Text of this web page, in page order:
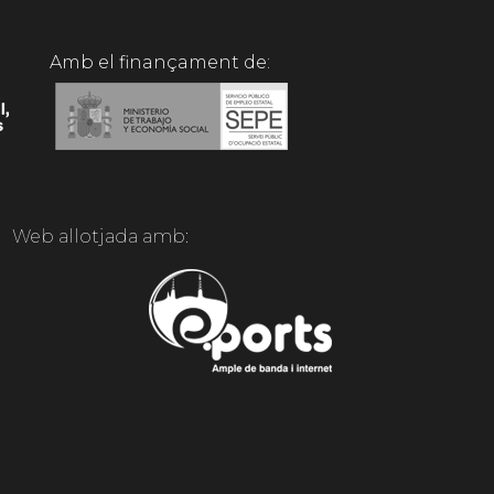
Amb el finançament de:
Web allotjada amb: